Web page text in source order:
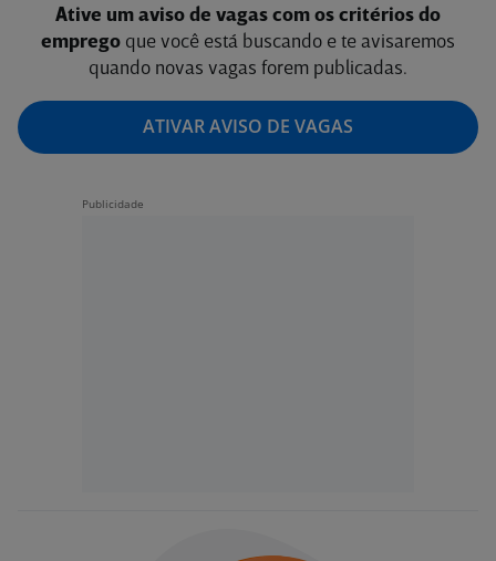
Ative um aviso de vagas com os critérios do
emprego que você está buscando e te avisaremos
quando novas vagas forem publicadas.
ATIVAR AVISO DE VAGAS